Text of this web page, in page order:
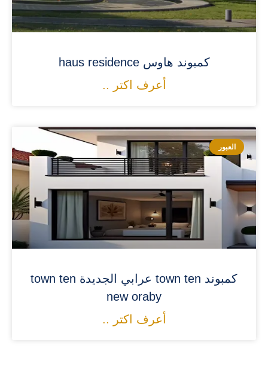
كمبوند هاوس haus residence
أعرف اكتر ..
العبور
كمبوند town ten عرابي الجديدة town ten
new oraby
أعرف اكتر ..